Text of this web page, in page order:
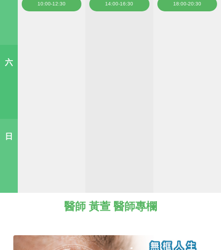
10:00-12:30 14:00-16:30 18:00-20:30
六
日
醫師 黃萱 醫師專欄